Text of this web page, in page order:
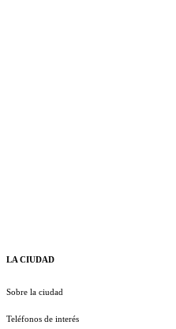
LA CIUDAD
Sobre la ciudad
Teléfonos de interés